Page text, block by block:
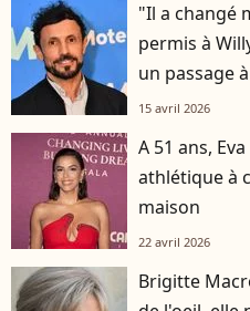
"Il a changé
permis à
un passage
15 avril 2026
A 51 ans,
athlétique à
maison
22 avril 2026
Brigitte